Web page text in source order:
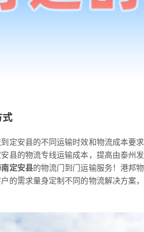
式
定安县的不同运输时效和物流成本要
县的物流专线运输成本，提高由泰州
定安县的物流门到门运输服务！港邦
的需求量身定制不同的物流解决方案